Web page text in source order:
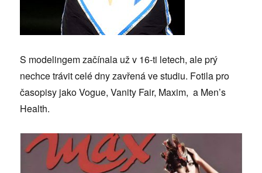
S modelingem začínala už v 16-ti letech, ale prý
nechce trávit celé dny zavřená ve studiu. Fotila pro
časopisy jako Vogue, Vanity Fair, Maxim, a Men’s
Health.